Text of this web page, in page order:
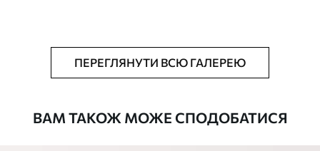
Додатково Можна додати лакове покриття.
ПЕРЕГЛЯНУТИ ВСЮ ГАЛЕРЕЮ
ВАМ ТАКОЖ МОЖЕ СПОДОБАТИСЯ